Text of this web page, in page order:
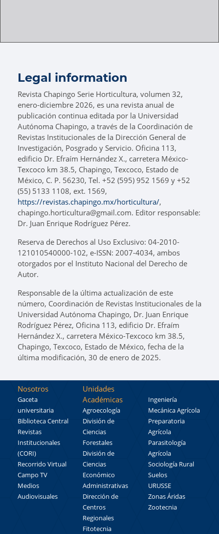
Legal information
Revista Chapingo Serie Horticultura, volumen 32,
enero-diciembre 2026, es una revista anual de
publicación continua editada por la Universidad
Autónoma Chapingo, a través de la Coordinación de
Revistas Institucionales de la Dirección General de
Investigación, Posgrado y Servicio. Oficina 113,
edificio Dr. Efraím Hernández X., carretera México-
Texcoco km 38.5, Chapingo, Texcoco, Estado de
México, C. P. 56230, Tel. +52 (595) 952 1569 y +52
(55) 5133 1108, ext. 1569,
https://revistas.chapingo.mx/horticultura/,
chapingo.horticultura@gmail.com. Editor responsable:
Dr. Juan Enrique Rodríguez Pérez.
Reserva de Derechos al Uso Exclusivo: 04-2010-
121010540000-102, e-ISSN: 2007-4034, ambos
otorgados por el Instituto Nacional del Derecho de
Autor.
Responsable de la última actualización de este
número, Coordinación de Revistas Institucionales de la
Universidad Autónoma Chapingo, Dr. Juan Enrique
Rodríguez Pérez, Oficina 113, edificio Dr. Efraím
Hernández X., carretera México-Texcoco km 38.5,
Chapingo, Texcoco, Estado de México, fecha de la
última modificación, 30 de enero de 2025.
Nosotros
Gaceta
universitaria
Biblioteca Central
Revistas
Institucionales
(CORI)
Recorrido Virtual
Campo TV
Medios
Audiovisuales
Unidades
Académicas
Agroecología
División de
Ciencias
Forestales
División de
Ciencias
Económico
Administrativas
Dirección de
Centros
Regionales
Fitotecnia
Ingeniería
Mecánica Agrícola
Preparatoria
Agrícola
Parasitología
Agrícola
Sociología Rural
Suelos
URUSSE
Zonas Áridas
Zootecnia